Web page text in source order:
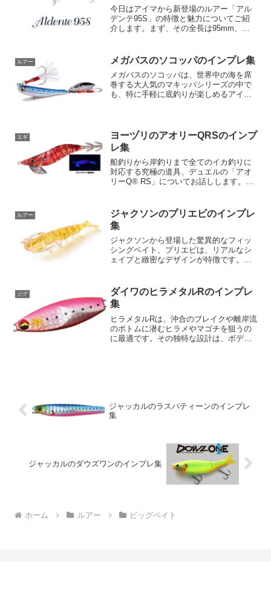
今日はアイマから新登場のルアー「アル
デンテ95S」の特徴と魅力についてご紹
介します。まず、その全長は95mm、重
ー、実は水面直下のレンジを攻めるのが
得意なんです。レン...
ルアー メガバスのソコッパのインプレ集
メガバスのソコッパは、世界中の海を席
巻する大人気のマキッパシリーズの中で
も、特に手軽に底釣りが楽しめるアイテ
えます。ソコッパの特徴ソ...
エギ
ヨーヅリのアオリーQRSのインプ
レ集
船釣りから岸釣りまで全てのイカ釣りに
対応する究極の道具、デュエルの「アオ
リーQ® RS」についてお話しします。ア
初心者から上級者までのすべての釣り師
が楽しみながらイ...
ルアー
ジャクソンのプリエビのインプレ
集
ジャクソンから登場した驚異的なフィッ
シングベイト、プリエビは、リアルなシ
ェイプと緻密なデザインが特徴です。ロ
ワームは、その生命感あふれる動きでロ
ックフィッシュを誘います...
ジグ
ダイワのヒラメタルRのインプレ
集
ヒラメタルRは、沖合のブレイクや離岸流
のボトムに潜むヒラメやマゴチを狙うの
に最適です。その独特な設計は、ボディ
ジャッカルのラスパティーンのインプレ
集
ジャッカルのダウズワンのインプレ集
ホーム ルアー ビッグベイト